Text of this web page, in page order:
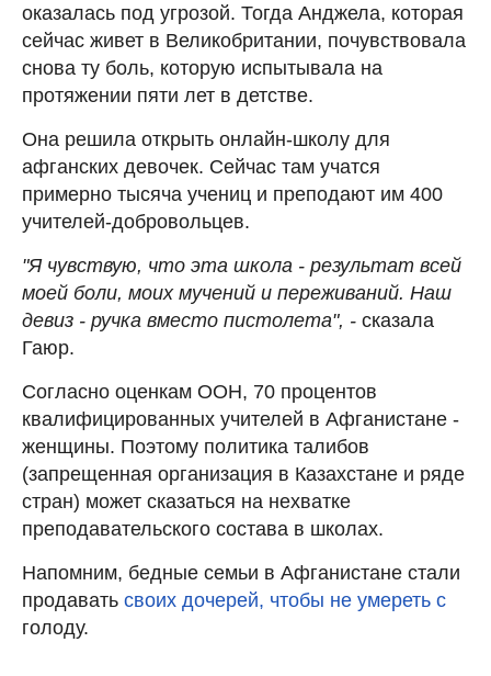
оказалась под угрозой. Тогда Анджела, которая
сейчас живет в Великобритании, почувствовала
снова ту боль, которую испытывала на
протяжении пяти лет в детстве.
Она решила открыть онлайн-школу для
афганских девочек. Сейчас там учатся
примерно тысяча учениц и преподают им 400
учителей-добровольцев.
"Я чувствую, что эта школа - результат всей
моей боли, моих мучений и переживаний. Наш
девиз - ручка вместо пистолета", - сказала
Гаюр.
Согласно оценкам ООН, 70 процентов
квалифицированных учителей в Афганистане -
женщины. Поэтому политика талибов
(запрещенная организация в Казахстане и ряде
стран) может сказаться на нехватке
преподавательского состава в школах.
Напомним, бедные семьи в Афганистане стали
продавать своих дочерей, чтобы не умереть с
голоду.